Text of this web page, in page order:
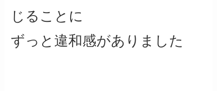
じることに
ずっと違和感がありました